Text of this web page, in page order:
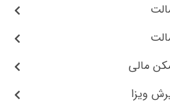
مالی
ویزا